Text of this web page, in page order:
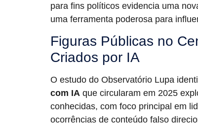
para fins políticos evidencia uma
uma ferramenta poderosa para
Figuras Públicas no
Criados por IA
O estudo do Observatório Lupa
com IA que circularam em 2025
conhecidas, com foco principal em
ocorrências de conteúdo falso